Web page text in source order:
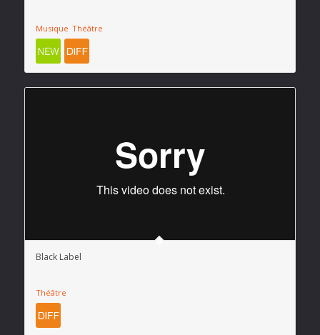
Musique Théâtre
Black Label
Théâtre